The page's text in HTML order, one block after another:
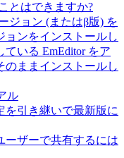
とはできますか?
ジョン (またはβ版) を
ョンをインストールし
いる EmEditor をア
のままインストールし
ル
を引き継いで最新版に
ーザーで共有するには